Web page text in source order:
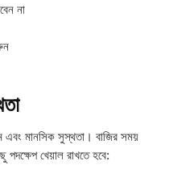
না
এবং মানসিক সুস্থতা। বাজির সময়
খেয়াল রাখতে হবে: